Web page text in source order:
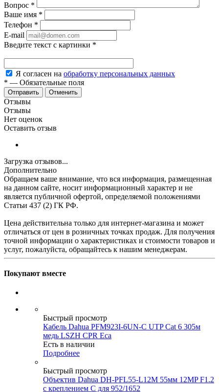
Вопрос *
Ваше имя *
Телефон *
E-mail
Введите текст с картинки *
Я согласен на обработку персональных данных
* — Обязательные поля
Отменить
Отзывы
Отзывы
Нет оценок
Оставить отзыв
Загрузка отзывов...
Дополнительно
Обращаем ваше внимание, что вся информация, размещенная
на данном сайте, носит информационный характер и не
является публичной офертой, определяемой положениями
Статьи 437 (2) ГК РФ.
Цена действительна только для интернет-магазина и может
отличаться от цен в розничных точках продаж. Для получения
точной информации о характеристиках и стоимости товаров и
услуг, пожалуйста, обращайтесь к нашим менеджерам.
Покупают вместе
Быстрый просмотр
Кабель Dahua PFM923I-6UN-C UTP Cat 6 305м
медь LSZH CPR Eca
Есть в наличии
Подробнее
Быстрый просмотр
Объектив Dahua DH-PFL55-L12M 55мм 12MP F1.2
с креплением C для 952/1652